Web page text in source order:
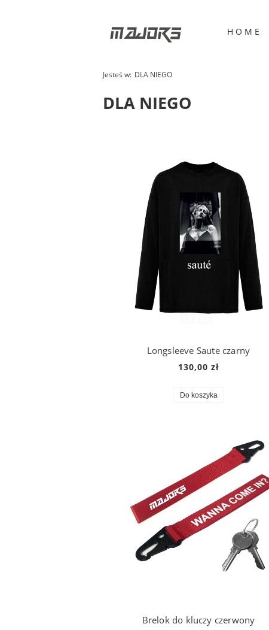
H O M E
Jesteś w: DLA NIEGO
DLA NIEGO
Longsleeve Saute czarny
130,00 zł
Do koszyka
Brelok do kluczy czerwony